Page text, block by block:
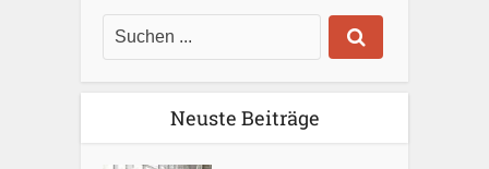
Neuste Beiträge